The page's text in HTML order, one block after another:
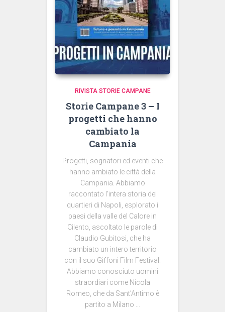
RIVISTA STORIE CAMPANE
Storie Campane 3 – I
progetti che hanno
cambiato la
Campania
Progetti, sognatori ed eventi che
hanno ambiato le città della
Campania. Abbiamo
raccontato l’intera storia dei
quartieri di Napoli, esplorato i
paesi della valle del Calore in
Cilento, ascoltato le parole di
Claudio Gubitosi, che ha
cambiato un intero territorio
con il suo Giffoni Film Festival.
Abbiamo conosciuto uomini
straordiari come Nicola
Romeo, che da Sant’Antimo è
partito a Milano …